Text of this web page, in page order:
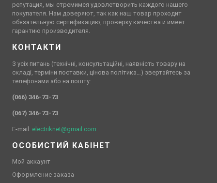
репутация, мы стремимся удовлетворить каждого нашего
покупателя. Нам доверяют, так как наш товар проходит
обязательную сертификацию, проверку качества и имеет
гарантию производителя.
КОНТАКТИ
З усіх питань (технічні, консультаційні, наявність товару на
складі, терміни поставки, цінова політика…) звертайтесь за
телефонами або на пошту:
(066) 346-73-73
(067) 346-73-73
E-mail: electriknet@gmail.com
ОСОБИСТИЙ КАБІНЕТ
Мой аккаунт
Оформление заказа